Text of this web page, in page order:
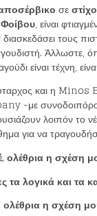
σε
Φοίβου, είναι
τους
Άλλωστε,
είναι τέχνη,
και η
-με
λοιπόν το
για να
ολέθρια η σχέση
τα λογικά και τα
ολέθρια η σχέση
your form,